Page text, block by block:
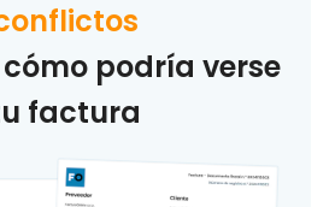
podría verse
factura